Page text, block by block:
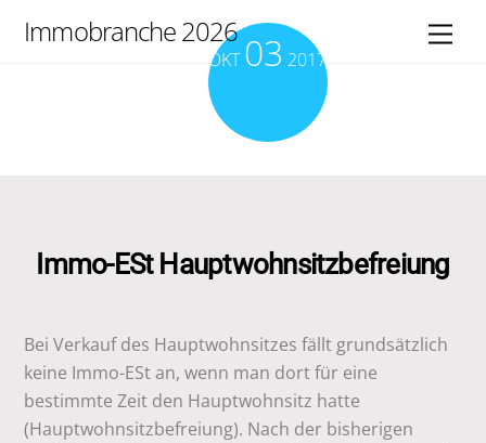
Immobranche 2026
OKT 03 2017
Immo-ESt Hauptwohnsitzbefreiung
Bei Verkauf des Hauptwohnsitzes fällt grundsätzlich
keine Immo-ESt an, wenn man dort für eine
bestimmte Zeit den Hauptwohnsitz hatte
(Hauptwohnsitzbefreiung). Nach der bisherigen